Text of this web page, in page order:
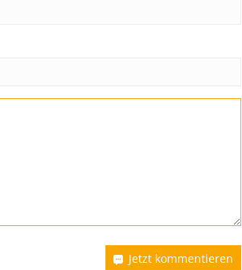
Jetzt kommentieren